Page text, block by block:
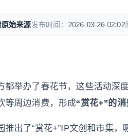
始来源发布时间： 2026-03-26 02:02
都举办了春花节，这些活动深
等周边消费，形成“赏花+”的
出了“赏花+”IP文创和市集，